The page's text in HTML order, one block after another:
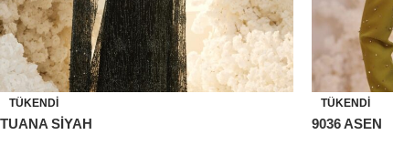
TÜKENDI
TUANA SİYAH
TÜKENDI
9036 ASEN